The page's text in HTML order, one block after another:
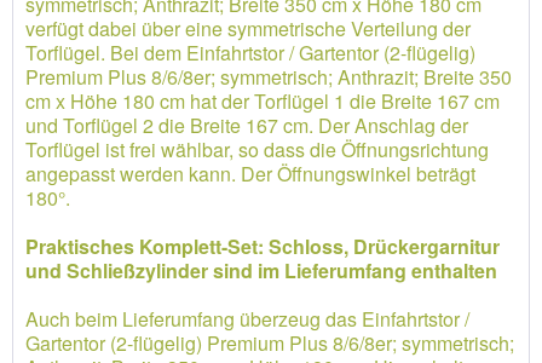
verfügt dabei über eine symmetrische Verteilung der
Torflügel. Bei dem Einfahrtstor / Gartentor (2-flügelig)
Premium Plus 8/6/8er; symmetrisch; Anthrazit; Breite 350
cm x Höhe 180 cm hat der Torflügel 1 die Breite 167 cm
und Torflügel 2 die Breite 167 cm. Der Anschlag der
Torflügel ist frei wählbar, so dass die Öffnungsrichtung
angepasst werden kann. Der Öffnungswinkel beträgt
180°.
Praktisches Komplett-Set: Schloss, Drückergarnitur
und Schließzylinder sind im Lieferumfang enthalten
Auch beim Lieferumfang überzeug das Einfahrtstor /
Gartentor (2-flügelig) Premium Plus 8/6/8er; symmetrisch;